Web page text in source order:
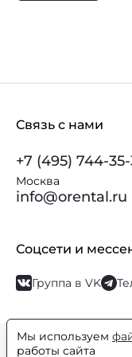
Связь с нами
+7 (495) 744-
Москва
info@orental.ru
Соцсети и
Группа в VK
© Orental.ru 2007–2026
Мы используем
работы сайта